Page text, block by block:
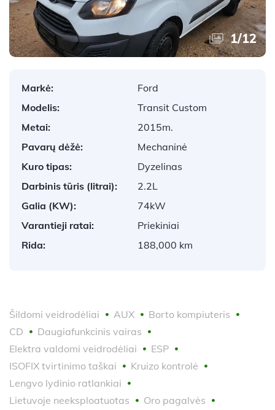
1/12
Markė:
Ford
Modelis:
Transit Custom
Metai:
2015m.
Pavarų dėžė:
Mechaninė
Kuro tipas:
Dyzelinas
Darbinis tūris (litrai):
2.2L
Galia (KW):
74kW
Varantieji ratai:
Priekiniai
Rida:
188,000 km
Šildomi veidrodėliai AUX
Borto kompiuteris
CD
Daugiafunkcinis vairas
Elektra valdomi veidrodėliai
ESP
ISOFIX tvirtinimo taškai
Kruizo kontrolė
Lengvo lydinio ratlankiai
Lietuvoje neeksploatuotas
Oro pagalvės